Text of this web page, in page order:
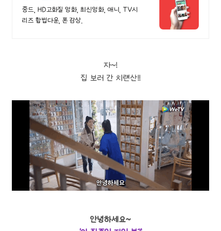
30%할인
중드, HD고화질 영화, 최신영화, 애니, TV시
리즈 합법다운, 폰 감상.
자~!
집 보러 간 치럔산!!
안녕하세요~